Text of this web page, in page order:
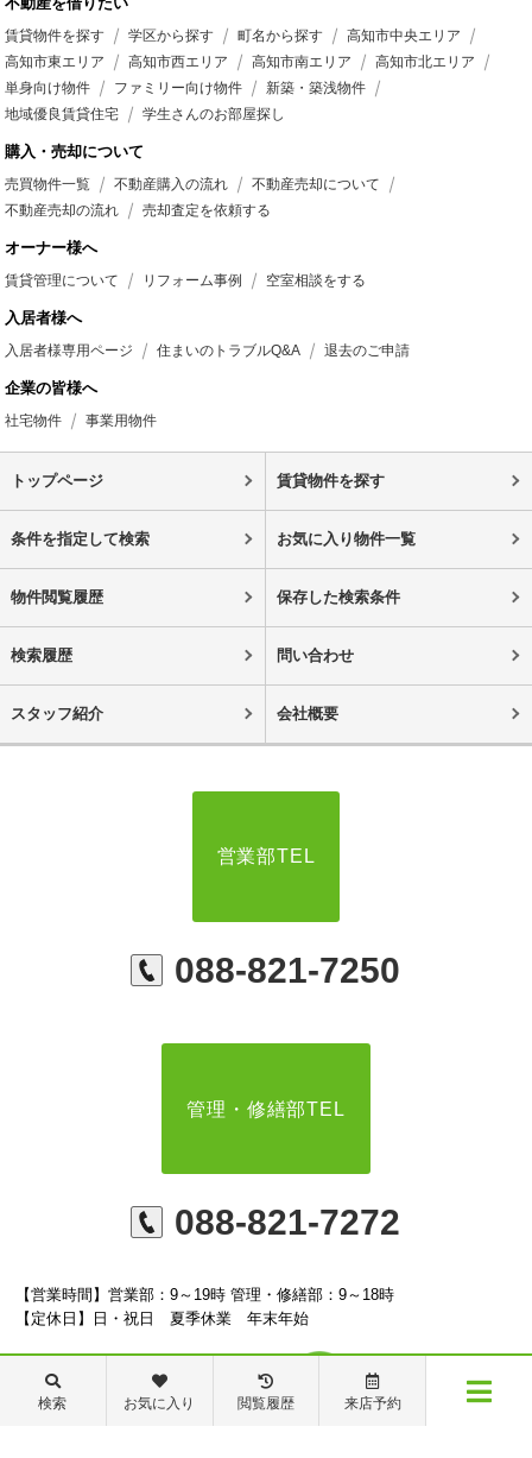
賃貸物件を探す 学区から探す 町名から探す
高知市中央エリア
高知市東エリア
高知市西エリア 高知市南エリア
高知市北エリア
単身向け物件
ファミリー向け物件
新築・築浅物件
地域優良賃貸住宅
学生さんのお部屋探し
購入・売却について
売買物件一覧 不動産購入の流れ
不動産売却について
不動産売却の流れ
売却査定を依頼する
オーナー様へ
賃貸管理について リフォーム事例 空室相談をする
入居者様へ
入居者様専用ページ 住まいのトラブルQ&A 退去のご申請
企業の皆様へ
社宅物件 事業用物件
トップページ 賃貸物件を探す
条件を指定して検索 お気に入り物件一覧
物件閲覧履歴 保存した検索条件
検索履歴 問い合わせ
スタッフ紹介 会社概要
営業部TEL
088-821-7250
管理・修繕部TEL
088-821-7272
【営業時間】営業部：9～19時 管理・修繕部：9～18時
【定休日】日・祝日 夏季休業 年末年始
検索 お気に入り 閲覧履歴 来店予約